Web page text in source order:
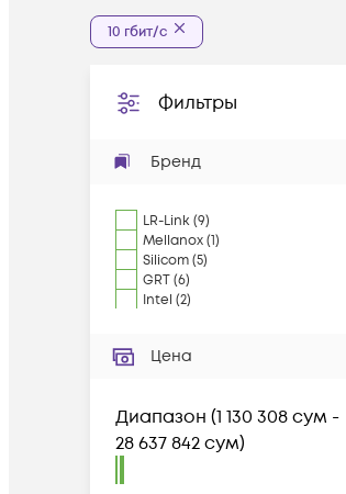
Фильтры
Бренд
LR-Link(9)
Mellanox(1)
Silicom(5)
GRT(6)
Intel (2)
Цена
Диапазон (1 130 308 сум -
28 637 842 сум)
10 гбит/с